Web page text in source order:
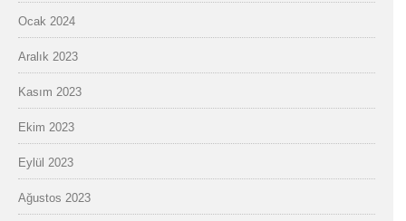
Ocak 2024
Aralık 2023
Kasım 2023
Ekim 2023
Eylül 2023
Ağustos 2023